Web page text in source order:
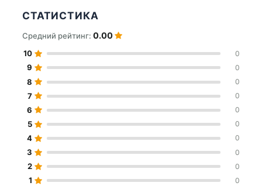
СТАТИСТИКА
Средний рейтинг: 0.00
10 0
9 0
8 0
7 0
6 0
5 0
4 0
3 0
2 0
1 0